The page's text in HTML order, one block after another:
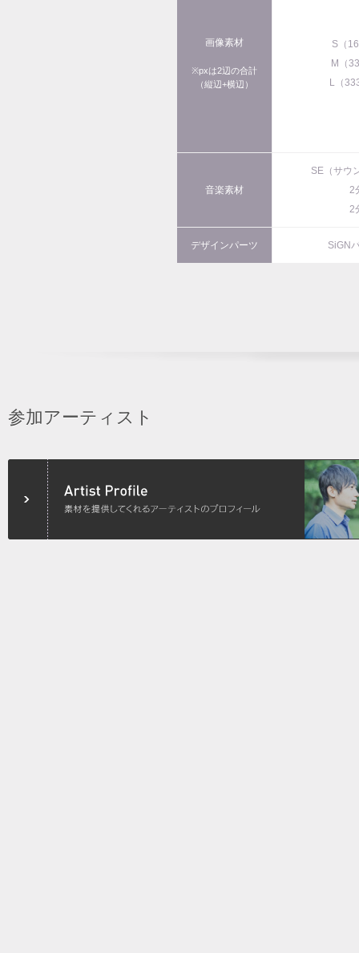
画像素材
※pxは2辺の合計
（縦辺+横辺）
S（
M（
L（
音楽素材
SE（サウ
2
2
デザインパーツ SiGN
参加アーティスト